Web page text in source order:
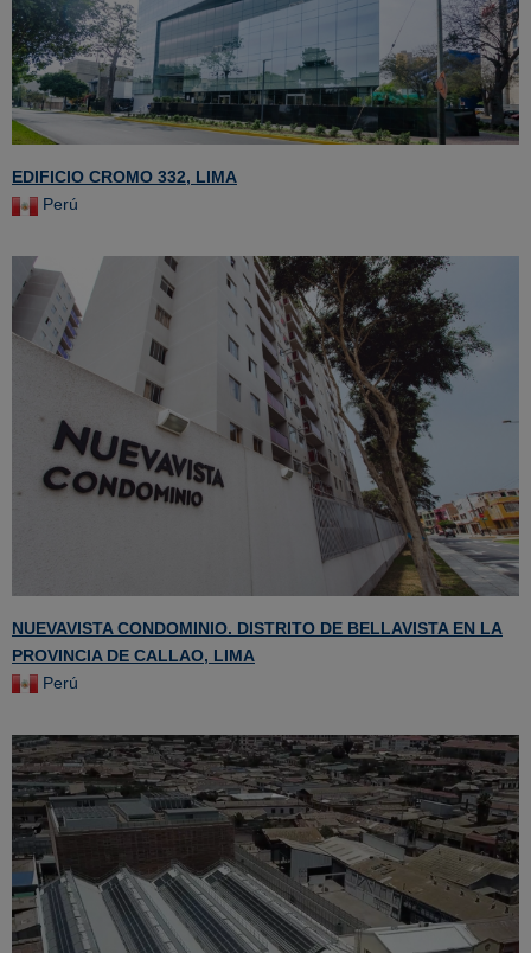
EDIFICIO CROMO 332, LIMA
Perú
NUEVAVISTA CONDOMINIO. DISTRITO DE BELLAVISTA EN LA
PROVINCIA DE CALLAO, LIMA
Perú